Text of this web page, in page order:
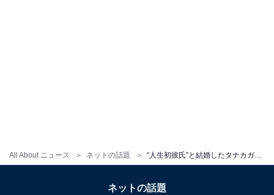
All About ニュース ネットの話題
ネットの話題